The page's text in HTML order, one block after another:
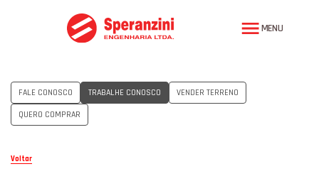
MENU
FALE CONOSCO TRABALHE CONOSCO VENDER TERRENO
QUERO COMPRAR
Voltar